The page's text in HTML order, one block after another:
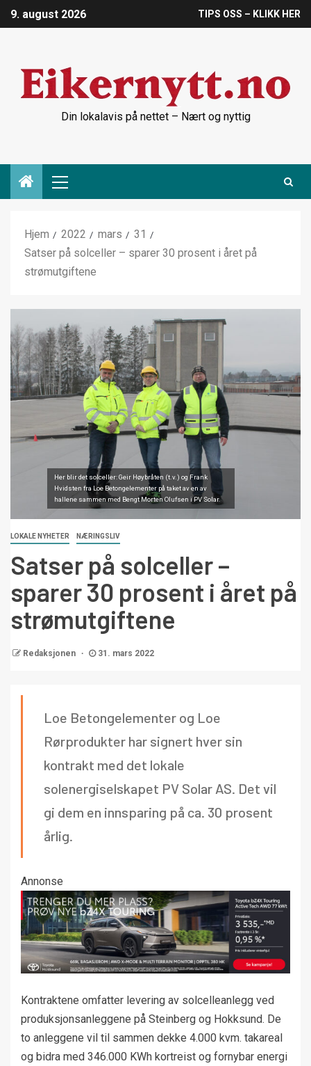
9. august 2026 TIPS OSS – KLIKK HER
Din lokalavis på nettet – Nært og nyttig
Hjem 2022 mars
31
Satser på solceller – sparer 30 prosent i året på
strømutgiftene
Her blir det solceller: Geir Høybråten (t.v.) og Frank
Hvidsten fra Loe Betongelementer på taket av en av
hallene sammen med Bengt Morten Olufsen i PV Solar.
LOKALE NYHETER NÆRINGSLIV
Satser på solceller –
sparer 30 prosent i året på
strømutgiftene
Redaksjonen 31. mars 2022
Loe Betongelementer og Loe
Rørprodukter har signert hver sin
kontrakt med det lokale
solenergiselskapet PV Solar AS. Det vil
gi dem en innsparing på ca. 30 prosent
årlig.
Annonse
Kontraktene omfatter levering av solcelleanlegg ved
produksjonsanleggene på Steinberg og Hokksund. De
to anleggene vil til sammen dekke 4.000 kvm. takareal
og bidra med 346.000 KWh kortreist og fornybar energi